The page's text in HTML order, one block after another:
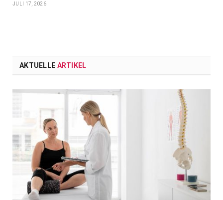
JULI 17, 2026
AKTUELLE ARTIKEL